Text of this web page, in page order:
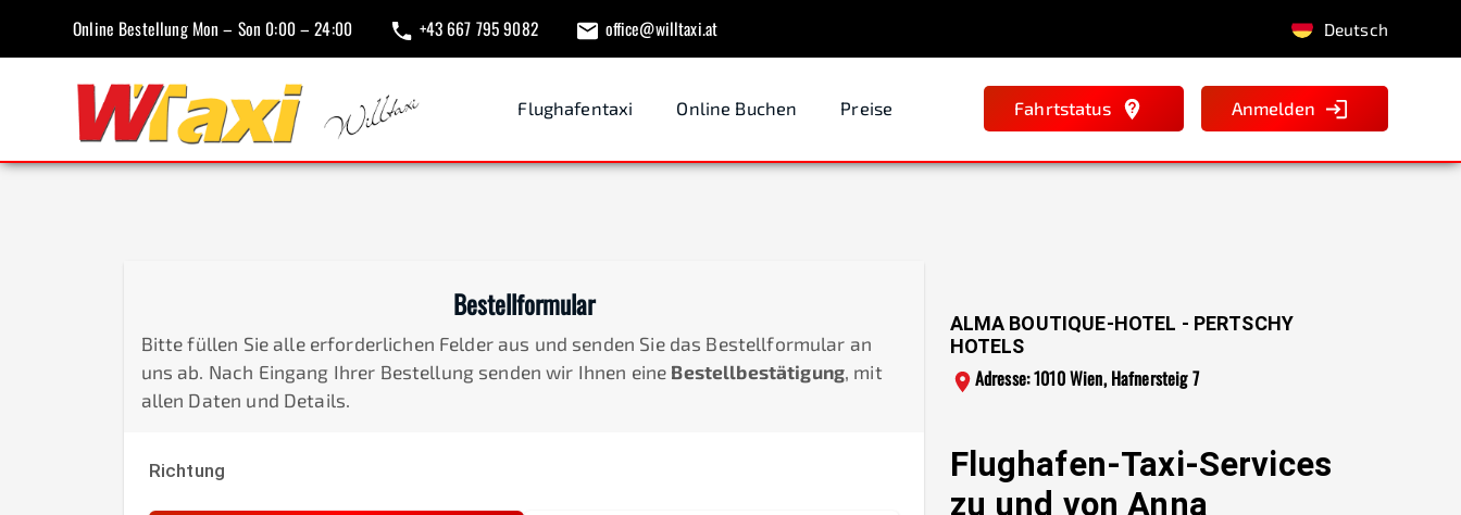
Online Bestellung Mon – Son 0:00 – 24:00 +43 667 795 9082 office@willtaxi.at Deutsch
Flughafentaxi Online Buchen Preise Fahrtstatus Anmelden
Bestellformular
Bitte füllen Sie alle erforderlichen Felder aus und senden Sie das Bestellformular an
uns ab. Nach Eingang Ihrer Bestellung senden wir Ihnen eine Bestellbestätigung, mit
allen Daten und Details.
Richtung
ALMA BOUTIQUE-HOTEL - PERTSCHY
HOTELS
Adresse: 1010 Wien, Hafnersteig 7
Flughafen-Taxi-Services
zu und von Anna